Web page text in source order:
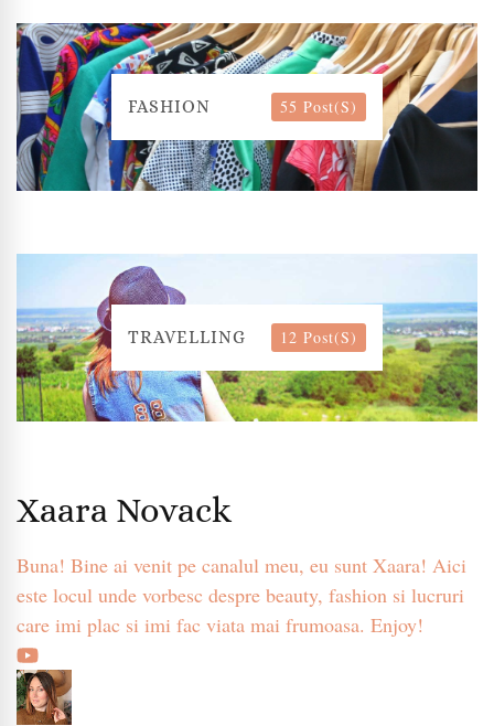
FASHION 55 Post(s)
TRAVELLING 12 Post(s)
Xaara Novack
Buna! Bine ai venit pe canalul meu, eu sunt Xaara! Aici
este locul unde vorbesc despre beauty, fashion si lucruri
care imi plac si imi fac viata mai frumoasa. Enjoy!